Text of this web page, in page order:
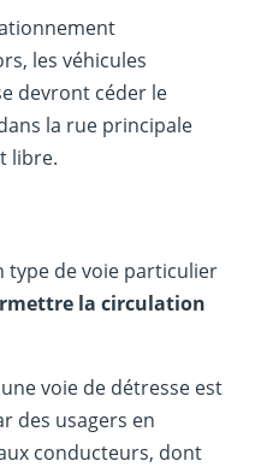
les véhicules
devront céder le
la rue principale
libre.
type de voie particulier
la circulation
voie de détresse est
des usagers en
conducteurs, dont